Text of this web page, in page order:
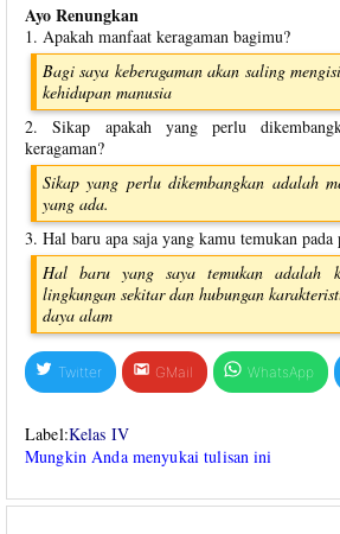
Ayo Renungkan
1. Apakah manfaat keragaman bagimu?
Bagi saya keberagaman akan saling
kehidupan manusia
2. Sikap apakah yang perlu
keragaman?
Sikap yang perlu dikembangkan adalah
yang ada.
3. Hal baru apa saja yang kamu temukan
Hal baru yang saya temukan adalah
lingkungan sekitar dan hubungan
daya alam
Twitter GMail WhatsApp
Label:Kelas IV
Mungkin Anda menyukai tulisan ini